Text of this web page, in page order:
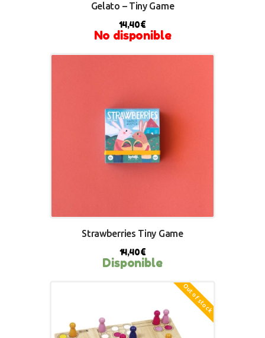
Gelato – Tiny Game
14,40€
No disponible
Strawberries Tiny Game
14,40€
Disponible
Out of stock